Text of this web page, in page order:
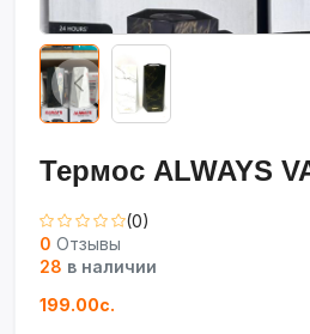
Термос ALWAYS
(0)
0 Отзывы
28 в наличии
199.00с.